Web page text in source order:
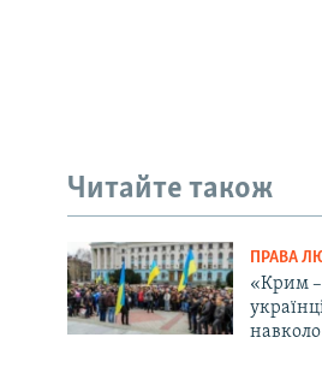
Читайте також
ПРАВА
«Крим –